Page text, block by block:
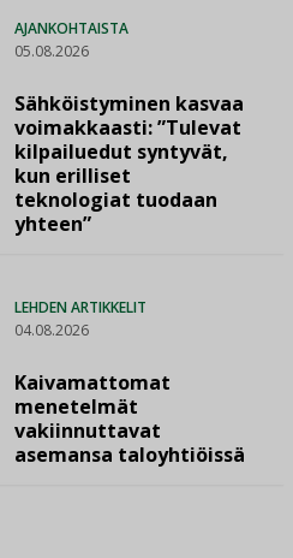
AJANKOHTAISTA
05.08.2026
Sähköistyminen kasvaa
voimakkaasti: ”Tulevat
kilpailuedut syntyvät,
kun erilliset
teknologiat tuodaan
yhteen”
LEHDEN ARTIKKELIT
04.08.2026
Kaivamattomat
menetelmät
vakiinnuttavat
asemansa taloyhtiöissä